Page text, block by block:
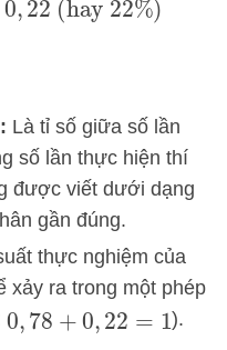
Là tỉ số giữa số lần
số lần thực hiện thí
được viết dưới dạng
gần đúng.
thực nghiệm của
xảy ra trong một phép
0, 78 +0 ,22= 1 ).